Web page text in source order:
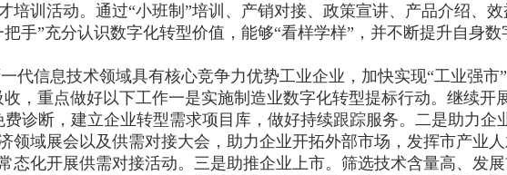
培训活动。通过“小班制”培训、产销对接、政策宣讲、产品介绍、
手”充分认识数字化转型价值，能够“看样学样”，并不断提升自身数
代信息技术领域具有核心竞争力优势工业企业，加快实现“工业强市
，重点做好以下工作一是实施制造业数字化转型提标行动。继续开
诊断，建立企业转型需求项目库，做好持续跟踪服务。二是助力企
领域展会以及供需对接大会，助力企业开拓外部市场，发挥市产业
态化开展供需对接活动。三是助推企业上市。筛选技术含量高、发